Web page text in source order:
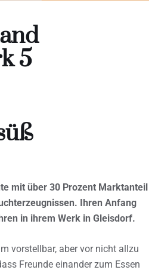
5
mit über 30 Prozent Marktanteil
Ihren Anfang
in ihrem Werk in Gleisdorf.
vorstellbar, aber vor nicht allzu
Freunde einander zum Essen